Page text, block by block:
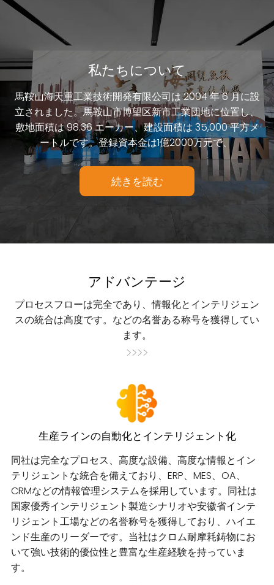
コンクリート混合プラント耐熱ライニングプレート
続きを読む
ハイクロム合金炉格子バー
続きを読む
優れた強度のライニングプレート
続きを読む
私たちについて
馬鞍山海天重工業技術開発有限公司は 2004 年 6 月に設
立されました。馬鞍山市博望区新市工業団地に位置し、
敷地面積は 98.36 エーカー、建設面積は 35,000 平方メ
ートルです。登録資本金は1億2000万元で、
続きを読む
アドバンテージ
プロセスフローは完全であり、情報化とインテリジェン
スの統合は高度です。などの名誉ある称号を獲得してい
ます。
>>>>
生産ラインの自動化とインテリジェント化
同社は完全なプロセス、高度な設備、高度な情報とイン
テリジェントな統合を備えており、ERP、MES、OA、
CRMなどの情報管理システムを採用しています。同社は
国家優秀インテリジェント製造シナリオや安徽省インテ
リジェント工場などの名誉称号を獲得しており、ハイエ
ンド生産のリーダーです。当社はクロム耐摩耗鋳物にお
いて強い技術的優位性と豊富な生産経験を持っていま
す。